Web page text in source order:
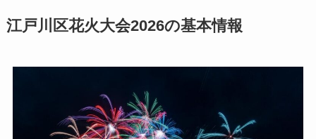
江戸川区花火大会2026の基本情報